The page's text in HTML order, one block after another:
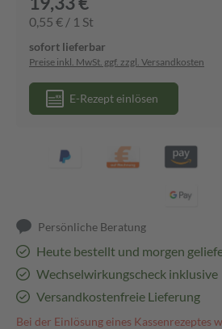
0,55 € / 1 St
sofort lieferbar
Preise inkl. MwSt. ggf. zzgl. Versandkosten
E-Rezept einlösen
Persönliche Beratung
Heute bestellt und morgen
Wechselwirkungscheck inklusive
Versandkostenfreie Lieferung
Bei der Einlösung eines Kassenrezeptes